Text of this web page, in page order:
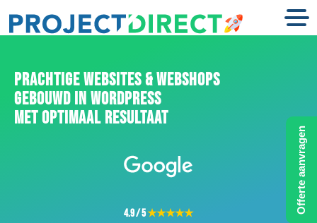
PRACHTIGE WEBSITES & WEBSHOPS
GEBOUWD IN WORDPRESS
MET OPTIMAAL RESULTAAT
4.9 / 5★★★★★ Offerte aanvragen